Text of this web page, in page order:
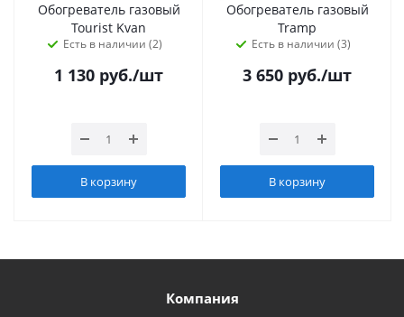
Обогреватель газовый
Tourist Kvan
Есть в наличии (2)
1 130 руб./шт
В корзину
Обогреватель газовый
Tramp
Есть в наличии (3)
3 650 руб./шт
В корзину
Компания